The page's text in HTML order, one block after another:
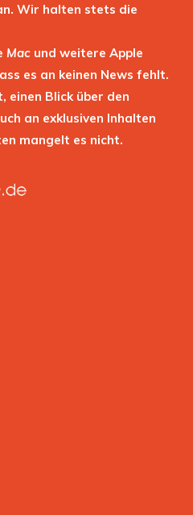
Wir halten stets die
Mac und weitere Apple
es an keinen News fehlt.
einen Blick über den
an exklusiven Inhalten
mangelt es nicht.